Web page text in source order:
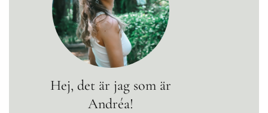
Hej, det är jag som är
Andréa!